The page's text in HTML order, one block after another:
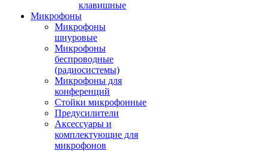
клавишные
Микрофоны
Микрофоны
шнуровые
Микрофоны
беспроводные
(радиосистемы)
Микрофоны для
конференций
Стойки микрофонные
Предусилители
Аксессуары и
комплектующие для
микрофонов